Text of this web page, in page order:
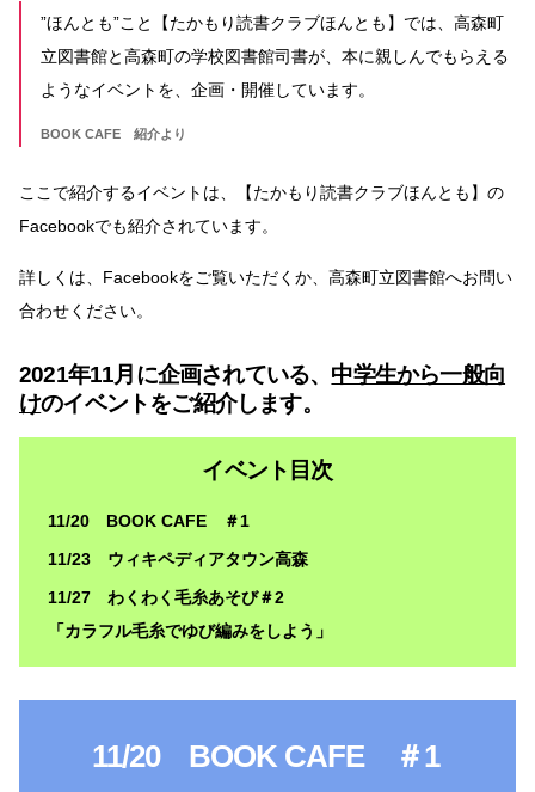
”ほんとも”こと【たかもり読書クラブほんとも】では、高森町
立図書館と高森町の学校図書館司書が、本に親しんでもらえる
ようなイベントを、企画・開催しています。
BOOK CAFE 紹介より
ここで紹介するイベントは、【たかもり読書クラブほんとも】の
Facebookでも紹介されています。
詳しくは、Facebookをご覧いただくか、高森町立図書館へお問い
合わせください。
2021年11月に企画されている、 中学生から一般向
けのイベントをご紹介します。
イベント目次
11/20 BOOK CAFE ＃1
11/23 ウィキペディアタウン高森
11/27 わくわく毛糸あそび＃2
「カラフル毛糸でゆび編みをしよう」
11/20 BOOK CAFE ＃1